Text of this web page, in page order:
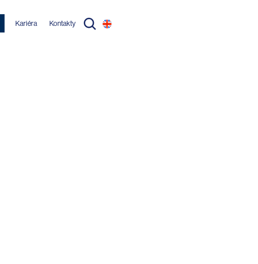
Kariéra Kontakty